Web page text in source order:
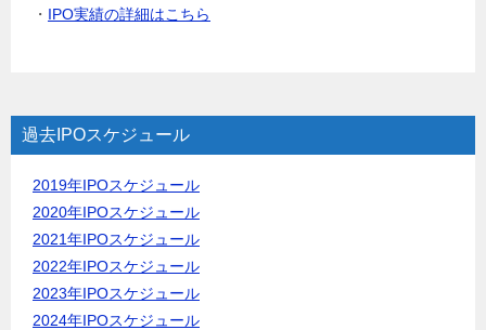
・ IPO実績の詳細はこちら
過去IPOスケジュール
2019年IPOスケジュール
2020年IPOスケジュール
2021年IPOスケジュール
2022年IPOスケジュール
2023年IPOスケジュール
2024年IPOスケジュール